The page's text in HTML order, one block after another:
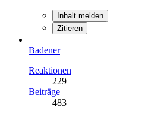
Inhalt melden
Zitieren
Badener
Reaktionen
229
Beiträge
483